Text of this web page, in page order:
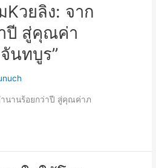
Kวยลิง: จาก
ปี สู่คุณค่า
นทบูร”
ำนานร้อยกว่าปี สู่คุณค่าภ